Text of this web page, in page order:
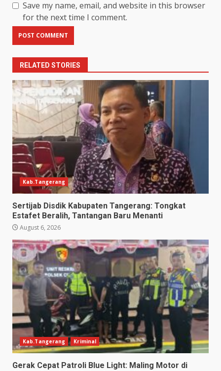
Save my name, email, and website in this browser
for the next time I comment.
RELATED STORIES
Kab.Tangerang
Sertijab Disdik Kabupaten Tangerang: Tongkat
Estafet Beralih, Tantangan Baru Menanti
August 6, 2026
Kab.Tangerang Kriminal
Gerak Cepat Patroli Blue Light: Maling Motor di